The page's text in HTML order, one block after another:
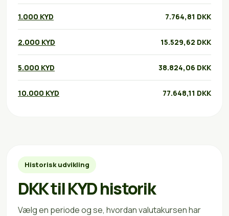
1.000 KYD 7.764,81 DKK
2.000 KYD 15.529,62 DKK
5.000 KYD 38.824,06 DKK
10.000 KYD 77.648,11 DKK
Historisk udvikling
DKK til KYD historik
Vælg en periode og se, hvordan valutakursen har